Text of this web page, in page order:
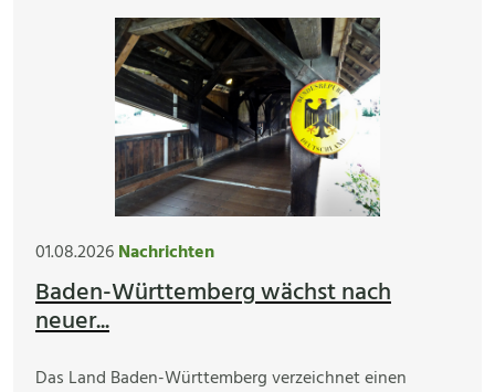
01.08.2026Nachrichten
Baden-Württemberg wächst nach
neuer...
Das Land Baden-Württemberg verzeichnet einen